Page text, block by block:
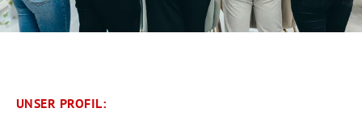
UNSER PROFIL: